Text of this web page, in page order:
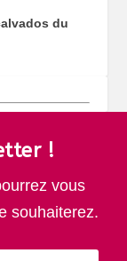
du
!
vous
souhaiterez.